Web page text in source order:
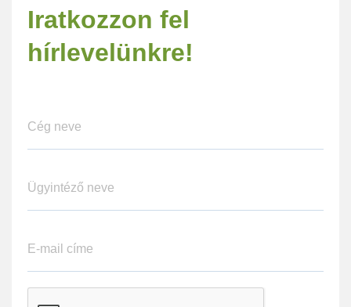
Iratkozzon fel
hírlevelünkre!